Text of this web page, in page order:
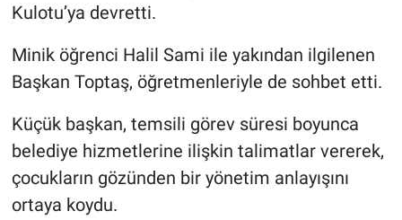
Kulotu’ya devretti.
Minik öğrenci Halil Sami ile yakından ilgilenen
Başkan Toptaş, öğretmenleriyle de sohbet etti.
Küçük başkan, temsili görev süresi boyunca
belediye hizmetlerine ilişkin talimatlar vererek,
çocukların gözünden bir yönetim anlayışını
ortaya koydu.
Güvenlik
Bölge